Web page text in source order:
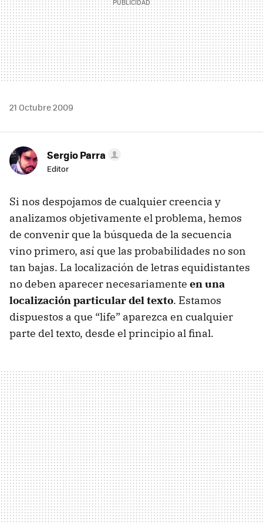
21 Octubre 2009
Sergio Parra
Editor
Si nos despojamos de cualquier creencia y
analizamos objetivamente el problema, hemos
de convenir que la búsqueda de la secuencia
vino primero, así que las probabilidades no son
tan bajas. La localización de letras equidistantes
no deben aparecer necesariamente en una
localización particular del texto. Estamos
dispuestos a que “life” aparezca en cualquier
parte del texto, desde el principio al final.